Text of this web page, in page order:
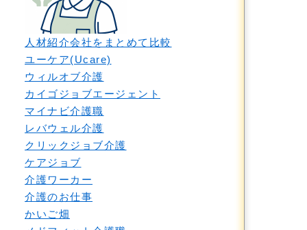
人材紹介会社をまとめて比較
ユーケア(Ucare)
ウィルオブ介護
カイゴジョブエージェント
マイナビ介護職
レバウェル介護
クリックジョブ介護
ケアジョブ
介護ワーカー
介護のお仕事
かいご畑